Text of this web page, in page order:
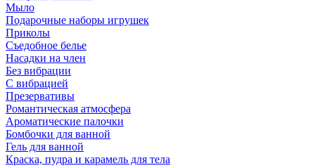
Мыло
Подарочные наборы игрушек
Приколы
Съедобное белье
Насадки на член
Без вибрации
С вибрацией
Презервативы
Романтическая атмосфера
Ароматические палочки
Бомбочки для ванной
Гель для ванной
Краска, пудра и карамель для тела